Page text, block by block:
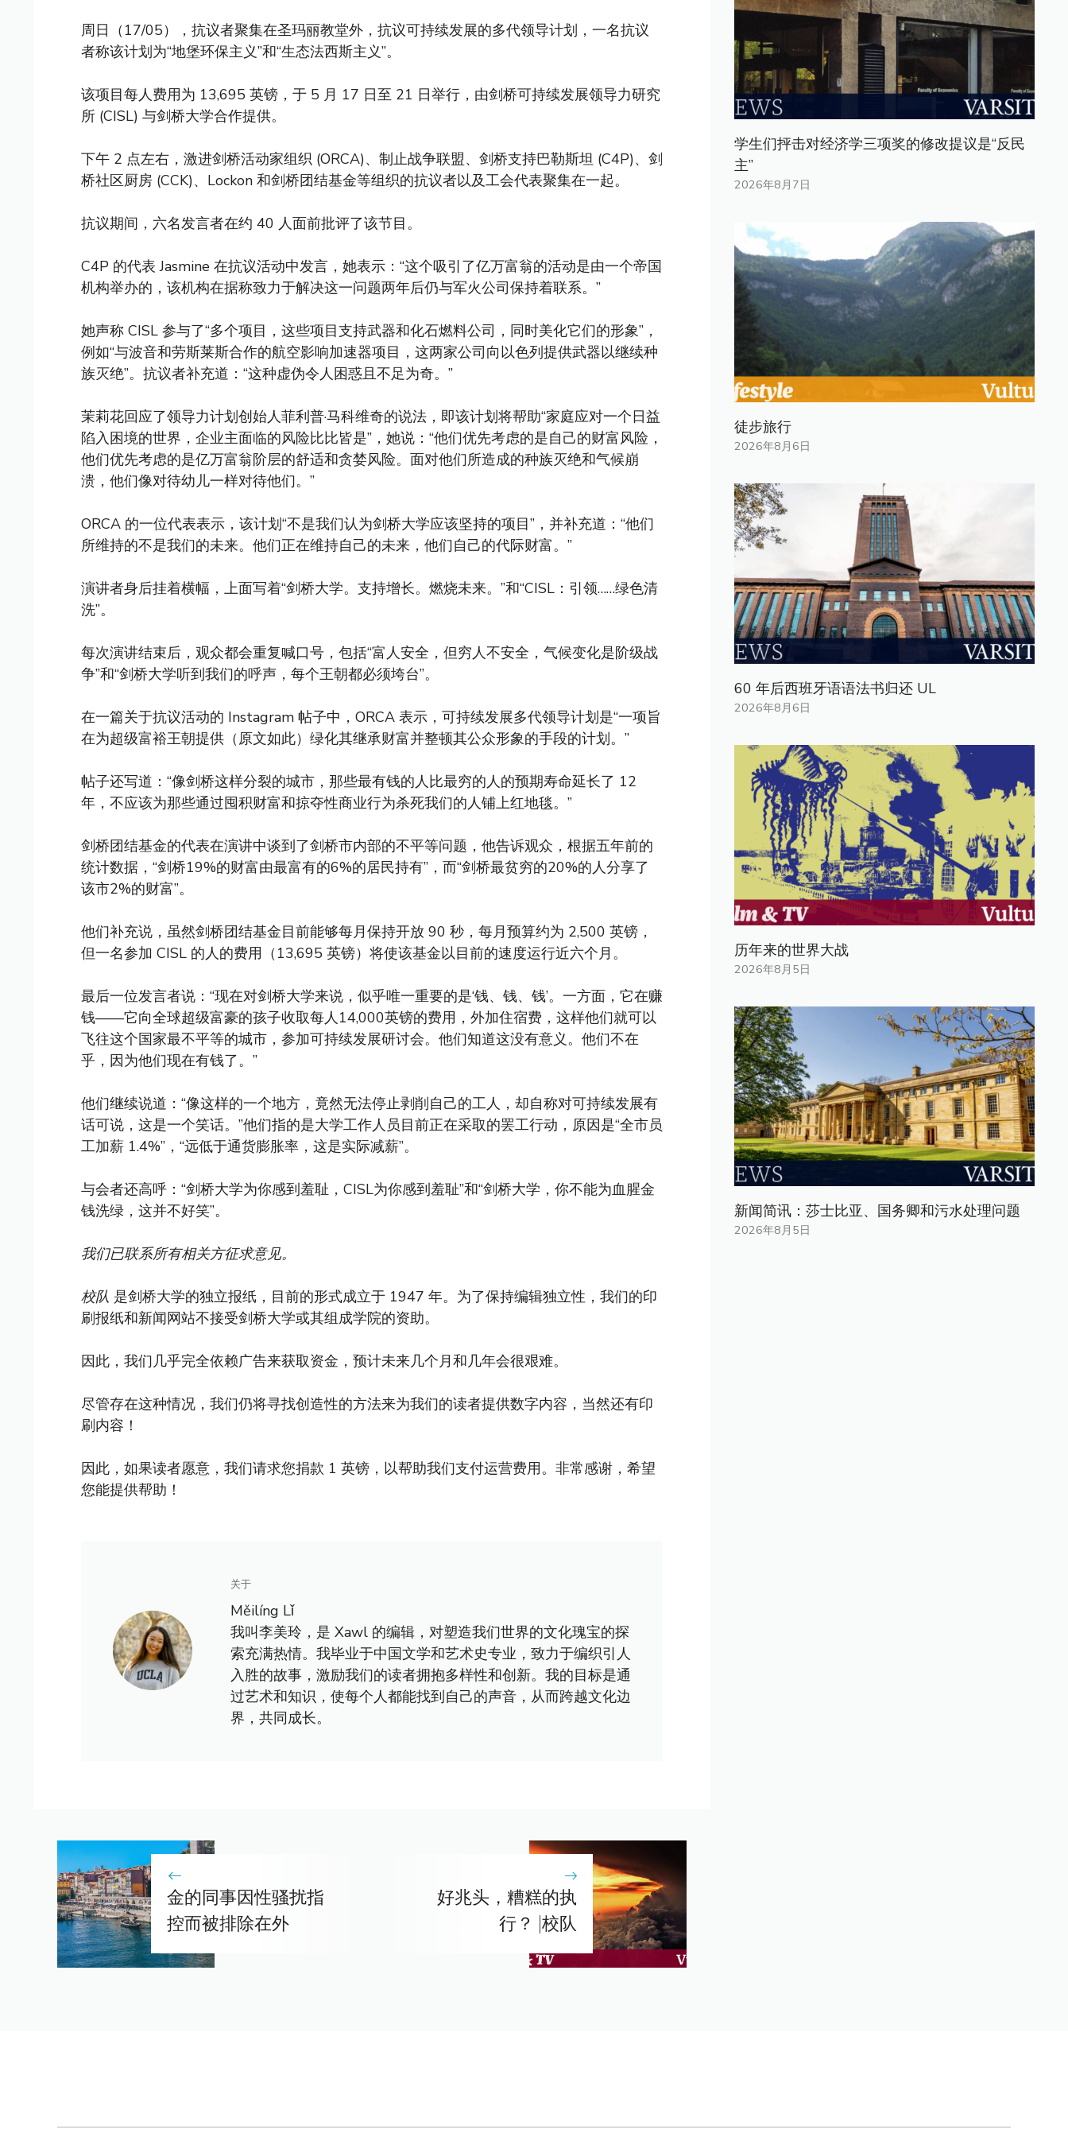
周日（17/05），抗议者聚集在圣玛丽教堂外，抗议可持续发展的多代领导计划，一名抗议
者称该计划为“地堡环保主义”和“生态法西斯主义”。
该项目每人费用为 13,695 英镑，于 5 月 17 日至 21 日举行，由剑桥可持续发展领导力研究
所 (CISL) 与剑桥大学合作提供。
下午 2 点左右，激进剑桥活动家组织 (ORCA)、制止战争联盟、剑桥支持巴勒斯坦 (C4P)、剑
桥社区厨房 (CCK)、Lockon 和剑桥团结基金等组织的抗议者以及工会代表聚集在一起。
抗议期间，六名发言者在约 40 人面前批评了该节目。
C4P 的代表 Jasmine 在抗议活动中发言，她表示：“这个吸引了亿万富翁的活动是由一个帝国
机构举办的，该机构在据称致力于解决这一问题两年后仍与军火公司保持着联系。”
她声称 CISL 参与了“多个项目，这些项目支持武器和化石燃料公司，同时美化它们的形象”，
例如“与波音和劳斯莱斯合作的航空影响加速器项目，这两家公司向以色列提供武器以继续种
族灭绝”。抗议者补充道：“这种虚伪令人困惑且不足为奇。”
茉莉花回应了领导力计划创始人菲利普·马科维奇的说法，即该计划将帮助“家庭应对一个日益
陷入困境的世界，企业主面临的风险比比皆是”，她说：“他们优先考虑的是自己的财富风险，
他们优先考虑的是亿万富翁阶层的舒适和贪婪风险。面对他们所造成的种族灭绝和气候崩
溃，他们像对待幼儿一样对待他们。”
ORCA 的一位代表表示，该计划“不是我们认为剑桥大学应该坚持的项目”，并补充道：“他们
所维持的不是我们的未来。他们正在维持自己的未来，他们自己的代际财富。”
演讲者身后挂着横幅，上面写着“剑桥大学。支持增长。燃烧未来。”和“CISL：引领……绿色清
洗”。
每次演讲结束后，观众都会重复喊口号，包括“富人安全，但穷人不安全，气候变化是阶级战
争”和“剑桥大学听到我们的呼声，每个王朝都必须垮台”。
在一篇关于抗议活动的 Instagram 帖子中，ORCA 表示，可持续发展多代领导计划是“一项旨
在为超级富裕王朝提供（原文如此）绿化其继承财富并整顿其公众形象的手段的计划。”
帖子还写道：“像剑桥这样分裂的城市，那些最有钱的人比最穷的人的预期寿命延长了 12
年，不应该为那些通过囤积财富和掠夺性商业行为杀死我们的人铺上红地毯。”
剑桥团结基金的代表在演讲中谈到了剑桥市内部的不平等问题，他告诉观众，根据五年前的
统计数据，“剑桥19%的财富由最富有的6%的居民持有”，而“剑桥最贫穷的20%的人分享了
该市2%的财富”。
他们补充说，虽然剑桥团结基金目前能够每月保持开放 90 秒，每月预算约为 2,500 英镑，
但一名参加 CISL 的人的费用（13,695 英镑）将使该基金以目前的速度运行近六个月。
最后一位发言者说：“现在对剑桥大学来说，似乎唯一重要的是‘钱、钱、钱’。一方面，它在赚
钱——它向全球超级富豪的孩子收取每人14,000英镑的费用，外加住宿费，这样他们就可以
飞往这个国家最不平等的城市，参加可持续发展研讨会。他们知道这没有意义。他们不在
乎，因为他们现在有钱了。”
他们继续说道：“像这样的一个地方，竟然无法停止剥削自己的工人，却自称对可持续发展有
话可说，这是一个笑话。”他们指的是大学工作人员目前正在采取的罢工行动，原因是“全市员
工加薪 1.4%”，“远低于通货膨胀率，这是实际减薪”。
与会者还高呼：“剑桥大学为你感到羞耻，CISL为你感到羞耻”和“剑桥大学，你不能为血腥金
钱洗绿，这并不好笑”。
我们已联系所有相关方征求意见。
校队 是剑桥大学的独立报纸，目前的形式成立于 1947 年。为了保持编辑独立性，我们的印
刷报纸和新闻网站不接受剑桥大学或其组成学院的资助。
因此，我们几乎完全依赖广告来获取资金，预计未来几个月和几年会很艰难。
尽管存在这种情况，我们仍将寻找创造性的方法来为我们的读者提供数字内容，当然还有印
刷内容！
因此，如果读者愿意，我们请求您捐款 1 英镑，以帮助我们支付运营费用。非常感谢，希望
您能提供帮助！
关于
Měilíng Lǐ
我叫李美玲，是 Xawl 的编辑，对塑造我们世界的文化瑰宝的探
索充满热情。我毕业于中国文学和艺术史专业，致力于编织引人
入胜的故事，激励我们的读者拥抱多样性和创新。我的目标是通
过艺术和知识，使每个人都能找到自己的声音，从而跨越文化边
界，共同成长。
金的同事因性骚扰指
控而被排除在外
好兆头，糟糕的执
行？ |校队
学生们抨击对经济学三项奖的修改提议是“反民
主”
2026年8月7日
徒步旅行
2026年8月6日
60 年后西班牙语语法书归还 UL
2026年8月6日
历年来的世界大战
2026年8月5日
新闻简讯：莎士比亚、国务卿和污水处理问题
2026年8月5日